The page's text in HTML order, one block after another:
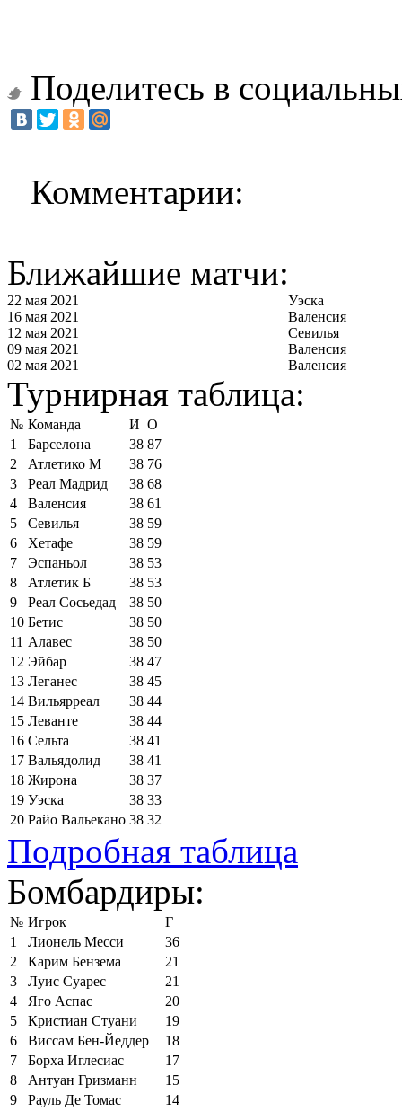
Поделитесь в
Комментарии:
Ближайшие матчи:
22 мая 2021
Уэска
16 мая 2021
Валенсия
12 мая 2021
Севилья
09 мая 2021
Валенсия
02 мая 2021
Валенсия
Турнирная таблица:
№ Команда И О
1
Барселона 38 87
2
Атлетико М 38 76
3
Реал Мадрид 38 68
4
Валенсия 38 61
5
Севилья 38 59
6
Хетафе 38 59
7
Эспаньол 38 53
8
Атлетик Б 38 53
9
Реал Сосьедад 38 50
10 Бетис 38 50
11 Алавес 38 50
12 Эйбар 38 47
13 Леганес 38 45
14 Вильярреал 38 44
15 Леванте 38 44
16 Сельта 38 41
17 Вальядолид 38 41
18 Жирона 38 37
19 Уэска 38 33
20 Райо Вальекано 38 32
Подробная таблица
Бомбардиры:
№ Игрок
Г
1
Лионель Месси
36
2
Карим Бензема
21
3
Луис Суарес
21
4
Яго Аспас
20
5
Кристиан Стуани
19
6
Виссам Бен-Йеддер
18
7
Борха Иглесиас
17
8
Антуан Гризманн
15
9
Рауль Де Томас
14